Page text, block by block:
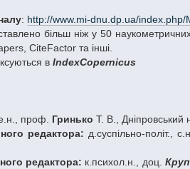
: http://www.mi-dnu.dp.ua/index.php/
більш ніж у 50
CiteFactor та інші.
в IndexCopernicus
проф. Гринько Т. В., Дніпровський
редактора: д.суспільно-політ.,
редактора: к.психол.н., доц.Круп